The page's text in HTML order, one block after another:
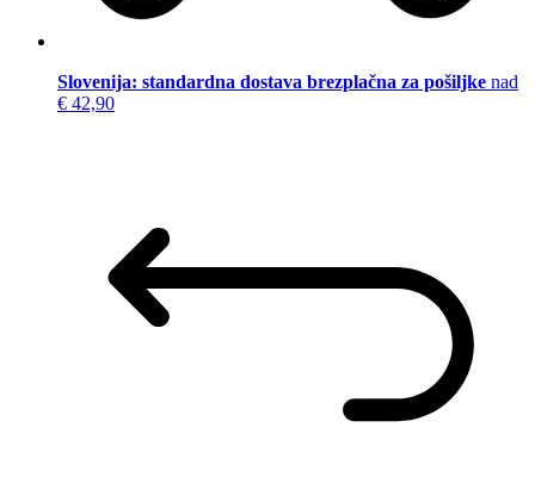
Slovenija: standardna dostava brezplačna za pošiljke nad
€ 42,90